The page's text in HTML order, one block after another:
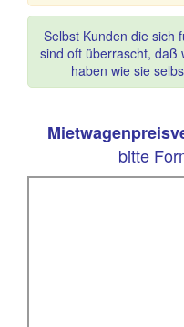
Selbst Kunden die sich
sind oft überrascht, daß
haben wie sie
bitte